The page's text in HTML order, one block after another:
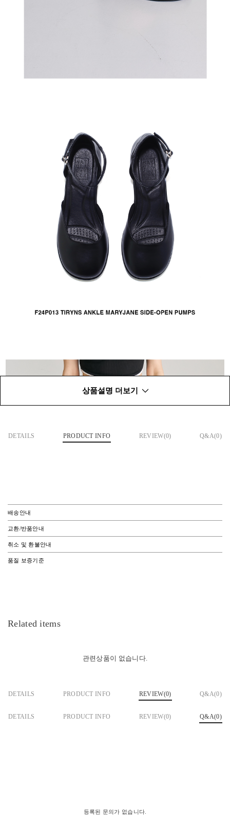
상품설명 더보기
DETAILS PRODUCT INFO REVIEW(0) Q&A(0)
배송안내
교환/반품안내
취소 및 환불안내
품질 보증기준
Related items
관련상품이 없습니다.
DETAILS PRODUCT INFO REVIEW(0) Q&A(0)
DETAILS PRODUCT INFO REVIEW(0) Q&A(0)
등록된 문의가 없습니다.